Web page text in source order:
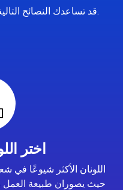
قد تساعدك النصائح التالية في عملية تصميم شعار الحلاق.
اختر
اللونان الأكثر شيوعًا في
حيث يصوران طبيعة العمل